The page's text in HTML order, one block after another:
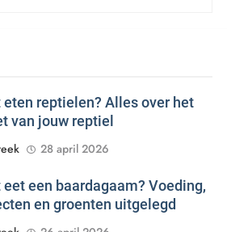
eten reptielen? Alles over het
van jouw reptiel
28 april 2026
eet een baardagaam? Voeding,
en groenten uitgelegd